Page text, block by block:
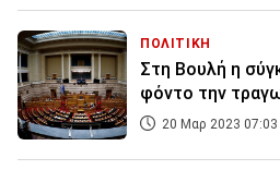
ΠΟΛΙΤΙΚΗ
Στη Βουλή η
φόντο την
20 Μαρ 2023 07:03